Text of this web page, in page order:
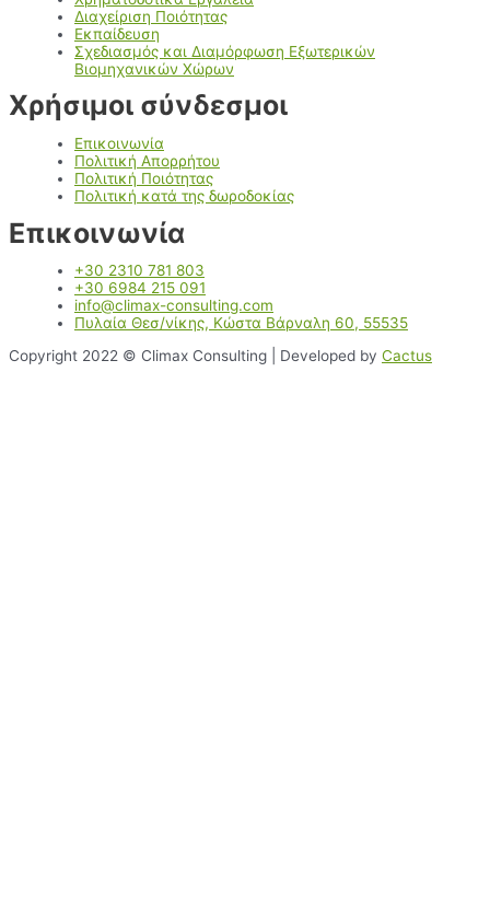
Διαχείριση Ποιότητας
Εκπαίδευση
Σχεδιασμός και Διαμόρφωση Εξωτερικών
Βιομηχανικών Χώρων
Χρήσιμοι σύνδεσμοι
Επικοινωνία
Πολιτική Απορρήτου
Πολιτική Ποιότητας
Πολιτική κατά της δωροδοκίας
Επικοινωνία
+30 2310 781 803
+30 6984 215 091
info@climax-consulting.com
Πυλαία Θεσ/νίκης, Κώστα Βάρναλη 60, 55535
Copyright 2022 © Climax Consulting | Developed by Cactus